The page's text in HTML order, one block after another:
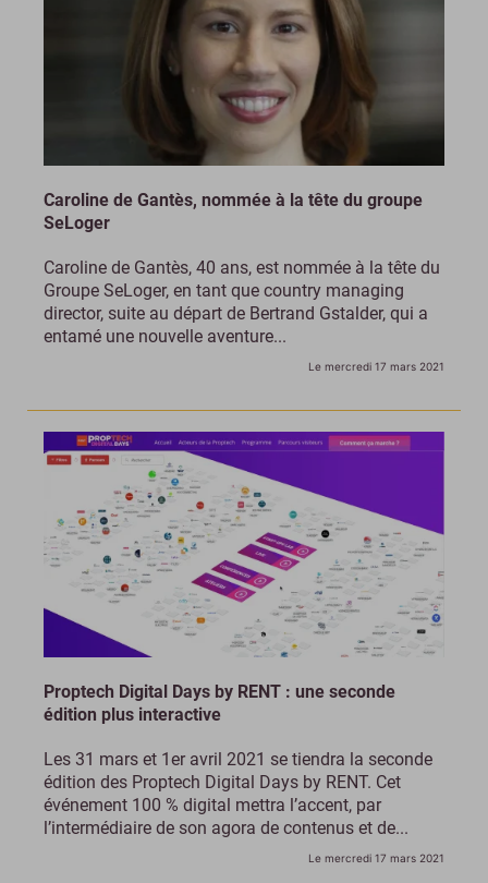
Caroline de Gantès, nommée à la tête du groupe
SeLoger
Caroline de Gantès, 40 ans, est nommée à la tête du
Groupe SeLoger, en tant que country managing
director, suite au départ de Bertrand Gstalder, qui a
entamé une nouvelle aventure...
Le mercredi 17 mars 2021
Proptech Digital Days by RENT : une seconde
édition plus interactive
Les 31 mars et 1er avril 2021 se tiendra la seconde
édition des Proptech Digital Days by RENT. Cet
événement 100 % digital mettra l’accent, par
l’intermédiaire de son agora de contenus et de...
Le mercredi 17 mars 2021